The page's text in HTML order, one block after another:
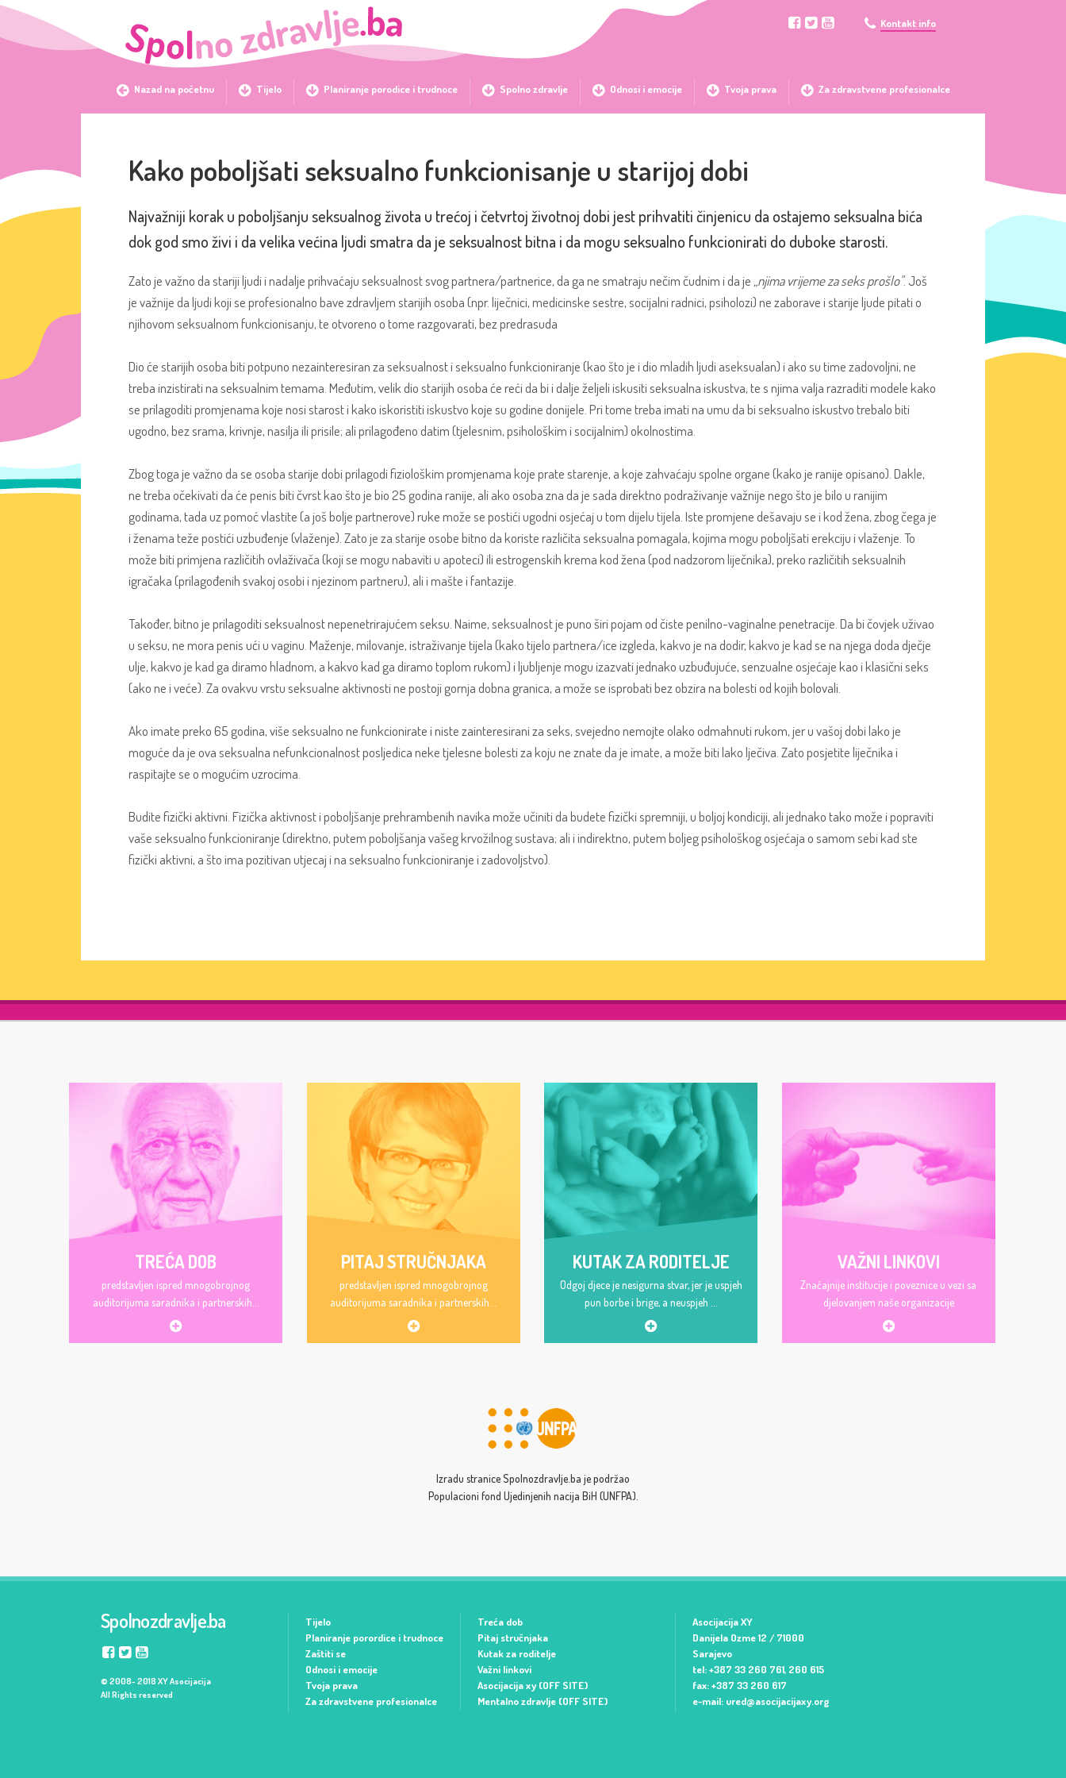
Kontakt info
Nazad na početnu Tijelo Planiranje porodice i trudnoce Spolno zdravlje Odnosi i emocije Tvoja prava Za zdravstvene profesionalce
Kako poboljšati seksualno funkcionisanje u starijoj dobi
Najvažniji korak u poboljšanju seksualnog života u trećoj i četvrtoj životnoj dobi jest prihvatiti činjenicu da ostajemo seksualna bića
dok god smo živi i da velika većina ljudi smatra da je seksualnost bitna i da mogu seksualno funkcionirati do duboke starosti.
Zato je važno da stariji ljudi i nadalje prihvaćaju seksualnost svog partnera/partnerice, da ga ne smatraju nečim čudnim i da je „njima vrijeme za seks prošlo". Još
je važnije da ljudi koji se profesionalno bave zdravljem starijih osoba (npr. liječnici, medicinske sestre, socijalni radnici, psiholozi) ne zaborave i starije ljude pitati o
njihovom seksualnom funkcionisanju, te otvoreno o tome razgovarati, bez predrasuda
Dio će starijih osoba biti potpuno nezainteresiran za seksualnost i seksualno funkcioniranje (kao što je i dio mladih ljudi aseksualan) i ako su time zadovoljni, ne
treba inzistirati na seksualnim temama. Međutim, velik dio starijih osoba će reći da bi i dalje željeli iskusiti seksualna iskustva, te s njima valja razraditi modele kako
se prilagoditi promjenama koje nosi starost i kako iskoristiti iskustvo koje su godine donijele. Pri tome treba imati na umu da bi seksualno iskustvo trebalo biti
ugodno, bez srama, krivnje, nasilja ili prisile; ali prilagođeno datim (tjelesnim, psihološkim i socijalnim) okolnostima.
Zbog toga je važno da se osoba starije dobi prilagodi fiziološkim promjenama koje prate starenje, a koje zahvaćaju spolne organe (kako je ranije opisano). Dakle,
ne treba očekivati da će penis biti čvrst kao što je bio 25 godina ranije, ali ako osoba zna da je sada direktno podraživanje važnije nego što je bilo u ranijim
godinama, tada uz pomoć vlastite (a još bolje partnerove) ruke može se postići ugodni osjećaj u tom dijelu tijela. Iste promjene dešavaju se i kod žena, zbog čega je
i ženama teže postići uzbuđenje (vlaženje). Zato je za starije osobe bitno da koriste različita seksualna pomagala, kojima mogu poboljšati erekciju i vlaženje. To
može biti primjena različitih ovlaživača (koji se mogu nabaviti u apoteci) ili estrogenskih krema kod žena (pod nadzorom liječnika), preko različitih seksualnih
igračaka (prilagođenih svakoj osobi i njezinom partneru), ali i mašte i fantazije.
Također, bitno je prilagoditi seksualnost nepenetrirajućem seksu. Naime, seksualnost je puno širi pojam od čiste penilno-vaginalne penetracije. Da bi čovjek uživao
u seksu, ne mora penis ući u vaginu. Maženje, milovanje, istraživanje tijela (kako tijelo partnera/ice izgleda, kakvo je na dodir, kakvo je kad se na njega doda dječje
ulje, kakvo je kad ga diramo hladnom, a kakvo kad ga diramo toplom rukom) i ljubljenje mogu izazvati jednako uzbuđujuće, senzualne osjećaje kao i klasični seks
(ako ne i veće). Za ovakvu vrstu seksualne aktivnosti ne postoji gornja dobna granica, a može se isprobati bez obzira na bolesti od kojih bolovali.
Ako imate preko 65 godina, više seksualno ne funkcionirate i niste zainteresirani za seks, svejedno nemojte olako odmahnuti rukom, jer u vašoj dobi lako je
moguće da je ova seksualna nefunkcionalnost posljedica neke tjelesne bolesti za koju ne znate da je imate, a može biti lako lječiva. Zato posjetite liječnika i
raspitajte se o mogućim uzrocima.
Budite fizički aktivni. Fizička aktivnost i poboljšanje prehrambenih navika može učiniti da budete fizički spremniji, u boljoj kondiciji, ali jednako tako može i popraviti
vaše seksualno funkcioniranje (direktno, putem poboljšanja vašeg krvožilnog sustava; ali i indirektno, putem boljeg psihološkog osjećaja o samom sebi kad ste
fizički aktivni, a što ima pozitivan utjecaj i na seksualno funkcioniranje i zadovoljstvo).
TREĆA DOB
predstavljen ispred mnogobrojnog
auditorijuma saradnika i partnerskih...
PITAJ STRUČNJAKA
predstavljen ispred mnogobrojnog
auditorijuma saradnika i partnerskih...
KUTAK ZA RODITELJE
Odgoj djece je nesigurna stvar, jer je uspjeh
pun borbe i brige, a neuspjeh ...
VAŽNI LINKOVI
Značajnije institucije i poveznice u vezi sa
djelovanjem naše organizacije
Izradu stranice Spolnozdravlje.ba je podržao
Populacioni fond Ujedinjenih nacija BiH (UNFPA).
Spolnozdravlje.ba
© 2008- 2018 XY Asocijacija
All Rights reserved
Tijelo
Planiranje porordice i trudnoce
Zaštiti se
Odnosi i emocije
Tvoja prava
Za zdravstvene profesionalce
Treća dob
Pitaj stručnjaka
Kutak za roditelje
Važni linkovi
Asocijacija xy (OFF SITE)
Mentalno zdravlje (OFF SITE)
Asocijacija XY
Danijela Ozme 12 / 71000
Sarajevo
tel: +387 33 260 761, 260 615
fax: +387 33 260 617
e-mail: ured@asocijacijaxy.org